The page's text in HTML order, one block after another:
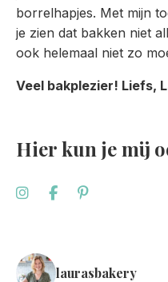
borrelhapjes. Met mijn
je zien dat bakken niet
ook helemaal niet zo
Veel bakplezier! Liefs,
Hier kun je mij
laurasbakery